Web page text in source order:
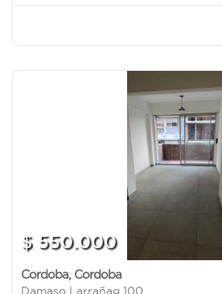
$ 550.000
Cordoba, Cordoba
Damaso Larrañag 100